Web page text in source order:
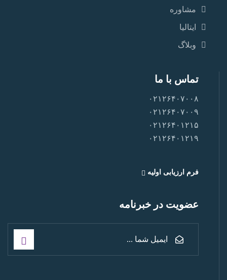
مشاوره
ایتالیا
وبلاگ
تماس با ما
۰۲۱۲۶۴۰۷۰۰۸
۰۲۱۲۶۴۰۷۰۰۹
۰۲۱۲۶۴۰۱۲۱۵
۰۲۱۲۶۴۰۱۲۱۹
فرم ارزیابی اولیه
عضویت در خبرنامه